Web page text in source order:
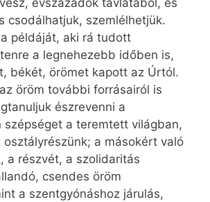
évszázadok távlatából, és
csodálhatjuk, szemlélhetjük.
példáját, aki rá tudott
a legnehezebb időben is,
békét, örömet kapott az Úrtól.
öröm további forrásairól is
észrevenni a
szépséget a teremtett világban,
osztályrészünk; a másokért való
a részvét, a szolidaritás
csendes öröm
a szentgyónáshoz járulás,